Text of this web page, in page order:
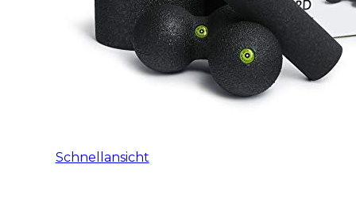
Schnellansicht